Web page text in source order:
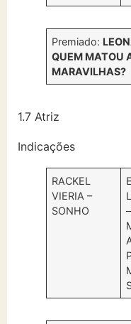
Premiado:
QUEM MATOU
MARAVILHAS?
1.7 Atriz
Indicações
RACKEL
VIERIA –
SONHO